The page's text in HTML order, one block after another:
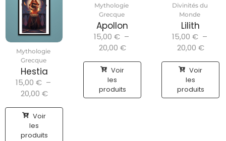
Mythologie
Grecque
Hestia
15,00 € –
20,00 €
Voir
les
produits
Mythologie
Grecque
Apollon
15,00 € –
20,00 €
Voir
les
produits
Divinités du
Monde
Lilith
15,00 € –
20,00 €
Voir
les
produits